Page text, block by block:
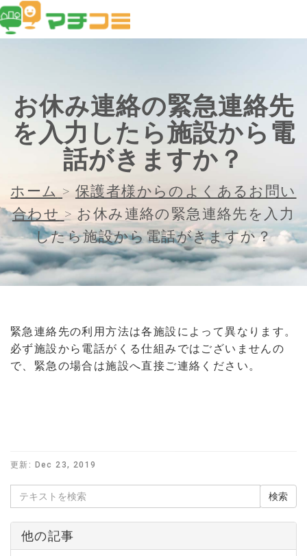
お休み連絡の緊急連絡先
を入力したら施設から電
話がきますか？
ホーム > 保護者様からのよくあるお問い
合わせ > お休み連絡の緊急連絡先を入力
したら施設から電話がきますか？
緊急連絡先の利用方法は各施設によって異なります。
必ず施設から電話がくる仕組みではございませんの
で、緊急の場合は施設へ直接ご連絡ください。
更新: Dec 23, 2019
他の記事